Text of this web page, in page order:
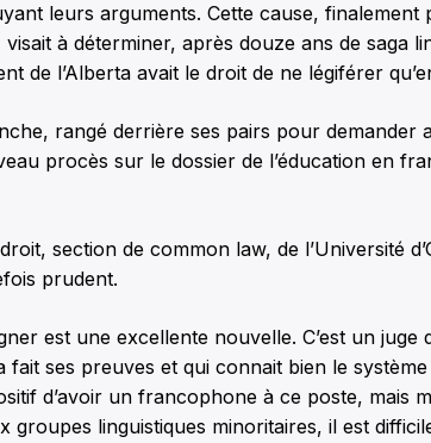
leurs arguments. Cette cause, finalement
à déterminer, après douze ans de saga
de l’Alberta avait le droit de ne légiférer
rangé derrière ses pairs pour demander
procès sur le dossier de l’éducation en
section de common law, de l’Université
prudent.
est une excellente nouvelle. C’est un juge
fait ses preuves et qui connait bien le système
d’avoir un francophone à ce poste, mais
groupes linguistiques minoritaires, il est